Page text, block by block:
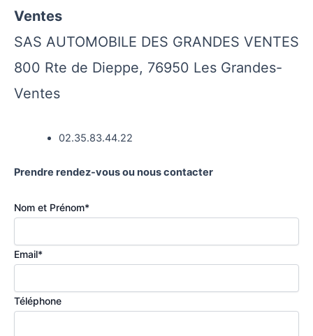
Ventes
SAS AUTOMOBILE DES GRANDES VENTES
800 Rte de Dieppe, 76950 Les Grandes-
Ventes
02.35.83.44.22
Prendre rendez-vous ou nous contacter
Nom et Prénom*
Email*
Téléphone